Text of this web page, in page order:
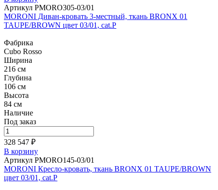
Артикул PMORO305-03/01
MORONI Диван-кровать 3-местный, ткань BRONX 01
TAUPE/BROWN цвет 03/01, cat.P
Фабрика
Cubo Rosso
Ширина
216 см
Глубина
106 см
Высота
84 см
Наличие
Под заказ
328 547 ₽
В корзину
Артикул PMORO145-03/01
MORONI Кресло-кровать, ткань BRONX 01 TAUPE/BROWN
цвет 03/01, cat.P